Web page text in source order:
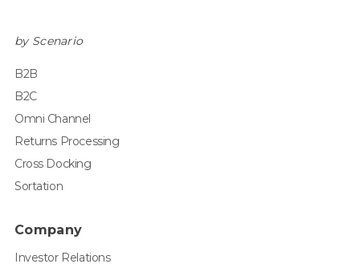
by Scenario
B2B
B2C
Omni Channel
Returns Processing
Cross Docking
Sortation
Company
Investor Relations